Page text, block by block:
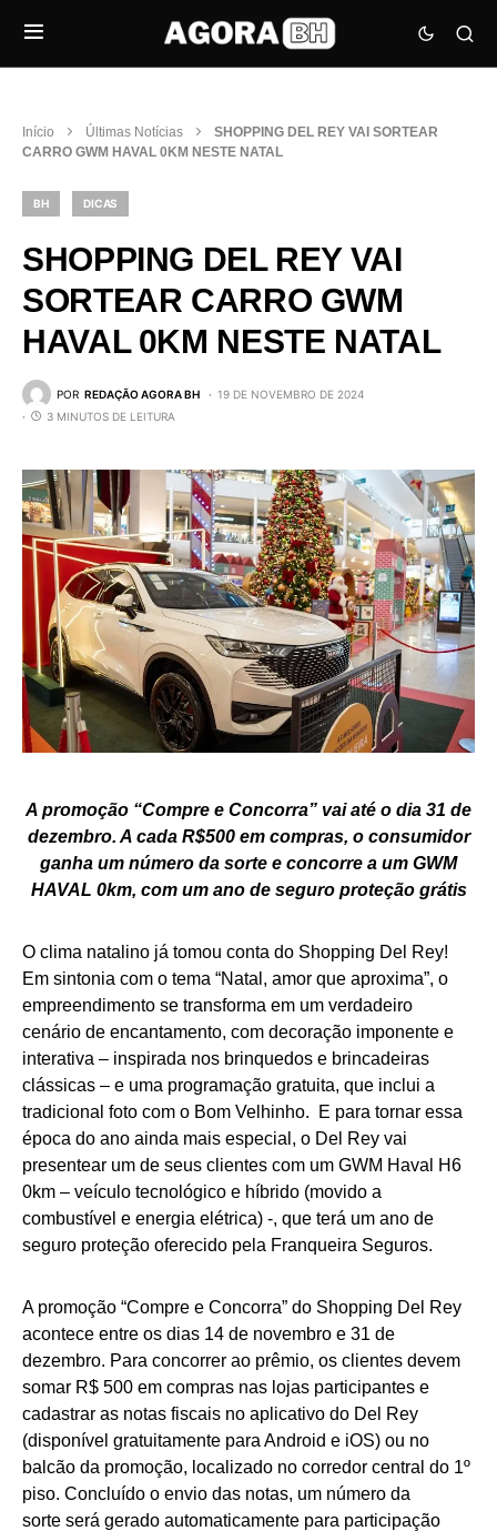
Início Últimas Notícias
SHOPPING DEL REY VAI SORTEAR
CARRO GWM HAVAL 0KM NESTE NATAL
BH DICAS
SHOPPING DEL REY VAI
SORTEAR CARRO GWM
HAVAL 0KM NESTE NATAL
POR REDAÇÃO AGORA BH
19 DE NOVEMBRO DE 2024
3 MINUTOS DE LEITURA
A promoção “Compre e Concorra” vai até o dia 31 de
dezembro. A cada R$500 em compras, o consumidor
ganha um número da sorte e concorre a um GWM
HAVAL 0km, com um ano de seguro proteção grátis
O clima natalino já tomou conta do Shopping Del Rey!
Em sintonia com o tema “Natal, amor que aproxima”, o
empreendimento se transforma em um verdadeiro
cenário de encantamento, com decoração imponente e
interativa – inspirada nos brinquedos e brincadeiras
clássicas – e uma programação gratuita, que inclui a
tradicional foto com o Bom Velhinho. E para tornar essa
época do ano ainda mais especial, o Del Rey vai
presentear um de seus clientes com um GWM Haval H6
0km – veículo tecnológico e híbrido (movido a
combustível e energia elétrica) -, que terá um ano de
seguro proteção oferecido pela Franqueira Seguros.
A promoção “Compre e Concorra” do Shopping Del Rey
acontece entre os dias 14 de novembro e 31 de
dezembro. Para concorrer ao prêmio, os clientes devem
somar R$ 500 em compras nas lojas participantes e
cadastrar as notas fiscais no aplicativo do Del Rey
(disponível gratuitamente para Android e iOS) ou no
balcão da promoção, localizado no corredor central do 1º
piso. Concluído o envio das notas, um número da
sorte será gerado automaticamente para participação